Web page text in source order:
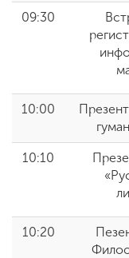
09:30
10:00
10:10
10:20